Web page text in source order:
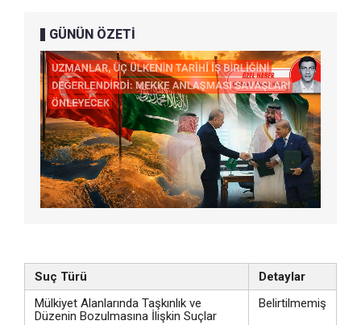
GÜNÜN ÖZETİ
Suç Türü
Detaylar
Mülkiyet Alanlarında Taşkınlık ve
Düzenin Bozulmasına İlişkin Suçlar
Belirtilmemiş